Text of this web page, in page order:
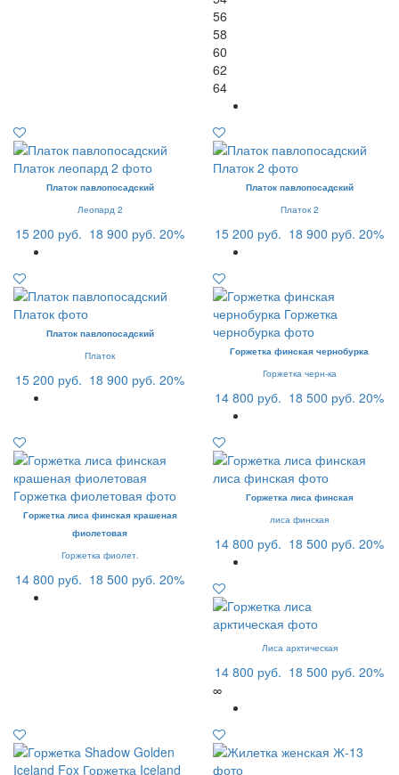
56
58
60
62
64
Платок павлопосадский
Леопард 2
15 200 руб. 18 900 руб. 20%
Платок павлопосадский
Платок 2
15 200 руб. 18 900 руб. 20%
Платок павлопосадский
Платок
15 200 руб. 18 900 руб. 20%
Горжетка финская чернобурка
Горжетка черн-ка
14 800 руб. 18 500 руб. 20%
Горжетка лиса финская крашеная
фиолетовая
Горжетка фиолет.
14 800 руб. 18 500 руб. 20%
Горжетка лиса финская
лиса финская
14 800 руб. 18 500 руб. 20%
Лиса арктическая
14 800 руб. 18 500 руб. 20%
∞